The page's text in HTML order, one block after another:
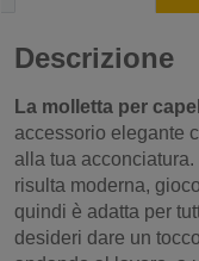
Descrizione
La molletta per
accessorio elegante
alla tua
risulta moderna,
quindi è adatta per
desideri dare un